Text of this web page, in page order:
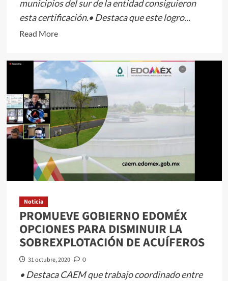
municipios del sur de la entidad consiguieron
esta certificación.• Destaca que este logro...
Read MoreRead
about
OBTIENEN
GANADEROS
MEXIQUENSES
CERTIFICACIÓN
PARA
COMERCIALIZAR
SU
PRODUCTO
EN
ALFREDO
DEL
MAZO
Noticia
PROMUEVE GOBIERNO EDOMÉX
OPCIONES PARA DISMINUIR LA
SOBREXPLOTACIÓN DE ACUÍFEROS
31 octubre, 2020 0
• Destaca CAEM que trabajo coordinado entre